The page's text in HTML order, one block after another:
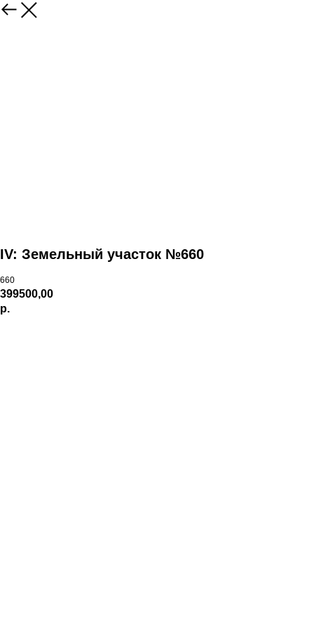
IV: Земельный участок №660
660
399500,00
р.